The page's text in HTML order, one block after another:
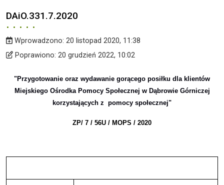
DAiO.331.7.2020
Wprowadzono
Wprowadzono: 20 listopad 2020, 11:38
Poprawiono
Poprawiono: 20 grudzień 2022, 10:02
"Przygotowanie oraz wydawanie gorącego posiłku dla klientów
Miejskiego Ośrodka Pomocy Społecznej w Dąbrowie Górniczej
korzystających z pomocy społecznej"
ZP/ 7 / 56U / MOPS / 2020